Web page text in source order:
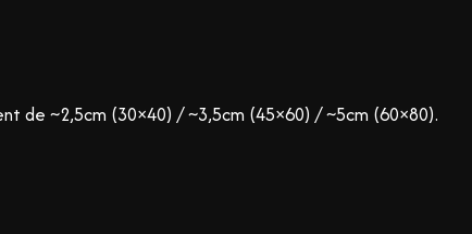
de ~2,5cm (30×40) / ~3,5cm (45×60) / ~5cm (60×80).